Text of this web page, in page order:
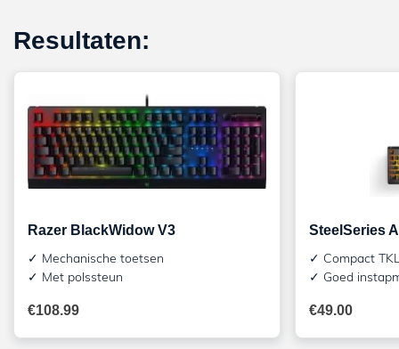
Resultaten:
Razer BlackWidow V3
✓ Mechanische toetsen
✓ Met polssteun
€108.99
SteelSeries
✓ Compact
✓ Goed
€49.00